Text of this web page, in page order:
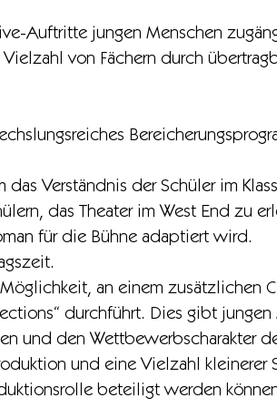
Auftritte jungen Menschen
von Fächern durch
Verständnis der Schüler im
das Theater im West End zu
für die Bühne adaptiert wird.
an einem zusätzlichen
durchführt. Dies gibt
und den Wettbewerbscharakter
und eine Vielzahl kleinerer
beteiligt werden